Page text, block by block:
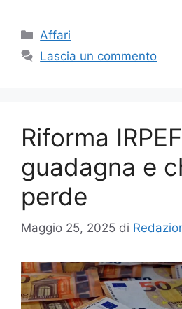
Categorie
Affari
Lascia un commento
Riforma
guadagna e
perde
Maggio 25, 2025 di